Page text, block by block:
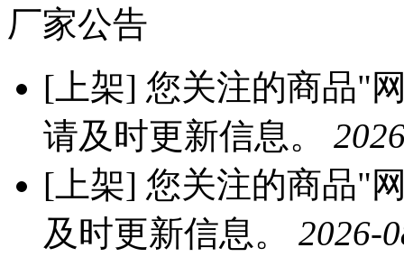
厂家公告
[上架] 您关注的商品"
请及时更新信息。
[上架] 您关注的商品"
及时更新信息。 2026-